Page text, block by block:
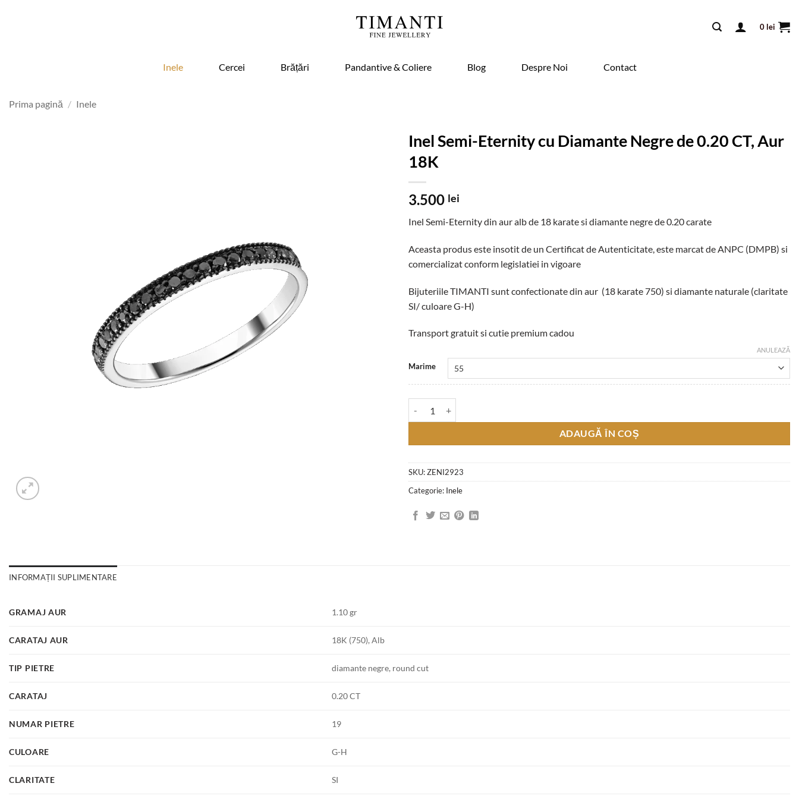
0 lei
Inele Cercei Brățări Pandantive & Coliere Blog Despre Noi Contact
Prima pagină / Inele
Inel Semi-Eternity cu Diamante Negre de 0.20 CT, Aur
18K
3.500 lei
Inel Semi-Eternity din aur alb de 18 karate si diamante negre de 0.20 carate
Aceasta produs este insotit de un Certificat de Autenticitate, este marcat de ANPC (DMPB) si
comercializat conform legislatiei in vigoare
Bijuteriile TIMANTI sunt confectionate din aur (18 karate 750) si diamante naturale (claritate
SI/ culoare G-H)
Transport gratuit si cutie premium cadou
Marime
ANULEAZĂ
ADAUGĂ ÎN COȘ
SKU:ZENI2923
Categorie: Inele
INFORMAȚII SUPLIMENTARE
GRAMAJ AUR 1.10 gr
CARATAJ AUR 18K (750), Alb
TIP PIETRE diamante negre, round cut
CARATAJ 0.20 CT
NUMAR PIETRE 19
CULOARE G-H
CLARITATE SI